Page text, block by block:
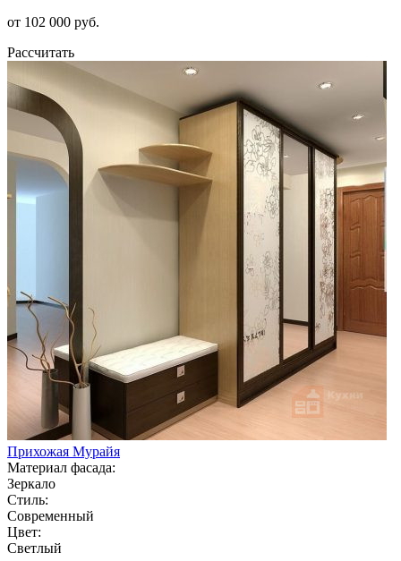
от 102 000 руб.
Рассчитать
Прихожая Мурайя
Материал фасада:
Зеркало
Стиль:
Современный
Цвет:
Светлый